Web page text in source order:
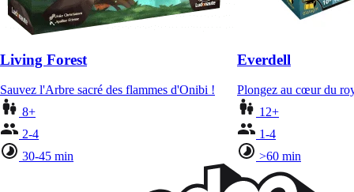
Living Forest
Sauvez l'Arbre sacré des flammes d'Onibi !
8+
2-4
30-45 min
Everdell
Plongez au cœur du
12+
1-4
>60 min